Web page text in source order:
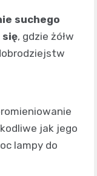
suchego
się, gdzie żółw
jak jego
lampy do